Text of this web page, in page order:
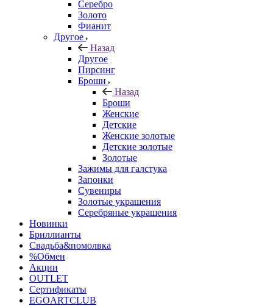
Серебро
Золото
Фианит
Другое
Назад
Другое
Пирсинг
Броши
Назад
Броши
Женские
Детские
Женские золотые
Детские золотые
Золотые
Зажимы для галстука
Запонки
Сувениры
Золотые украшения
Серебряные украшения
Новинки
Бриллианты
Свадьба&помолвка
%Обмен
Акции
OUTLET
Сертификаты
EGOARTCLUB